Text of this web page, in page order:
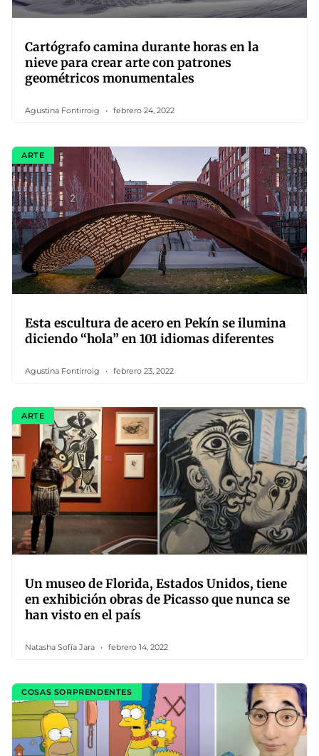
Cartógrafo camina durante horas en la
nieve para crear arte con patrones
geométricos monumentales
Agustina Fontirroig febrero 24, 2022
ARTE
Esta escultura de acero en Pekín se ilumina
diciendo “hola” en 101 idiomas diferentes
Agustina Fontirroig febrero 23, 2022
ARTE
Un museo de Florida, Estados Unidos, tiene
en exhibición obras de Picasso que nunca se
han visto en el país
Natasha Sofía Jara febrero 14, 2022
COSAS SORPRENDENTES